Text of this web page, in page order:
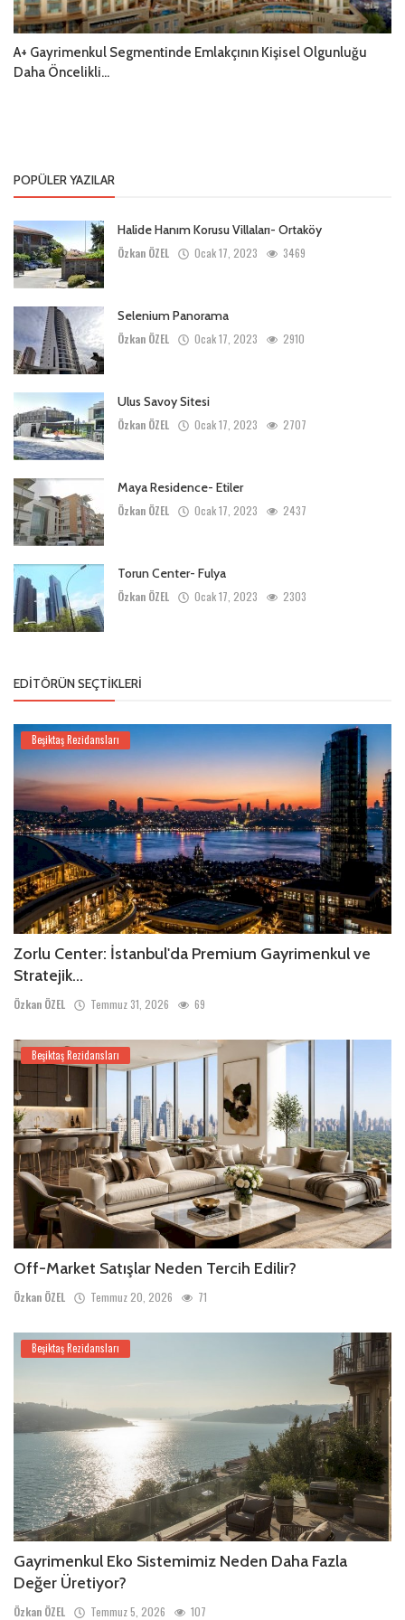
A+ Gayrimenkul Segmentinde Emlakçının Kişisel Olgunluğu
Daha Öncelikli...
POPÜLER YAZILAR
Halide Hanım Korusu Villaları- Ortaköy
Özkan ÖZEL Ocak 17, 2023 3469
Selenium Panorama
Özkan ÖZEL Ocak 17, 2023 2910
Ulus Savoy Sitesi
Özkan ÖZEL Ocak 17, 2023 2707
Maya Residence- Etiler
Özkan ÖZEL Ocak 17, 2023 2437
Torun Center- Fulya
Özkan ÖZEL Ocak 17, 2023 2303
EDITÖRÜN SEÇTIKLERI
Beşiktaş Rezidansları
Zorlu Center: İstanbul'da Premium Gayrimenkul ve
Stratejik...
Özkan ÖZEL Temmuz 31, 2026 69
Beşiktaş Rezidansları
Off-Market Satışlar Neden Tercih Edilir?
Özkan ÖZEL Temmuz 20, 2026 71
Beşiktaş Rezidansları
Gayrimenkul Eko Sistemimiz Neden Daha Fazla
Değer Üretiyor?
Özkan ÖZEL Temmuz 5, 2026 107